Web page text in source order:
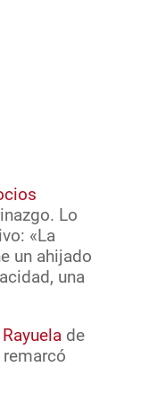
Lo
«La
un ahijado
una
de